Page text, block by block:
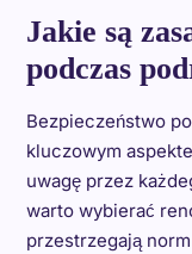
Jakie są
podczas
Bezpieczeństwo
kluczowym
uwagę przez
warto wybierać
przestrzegają